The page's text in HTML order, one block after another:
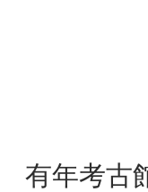
有年考古